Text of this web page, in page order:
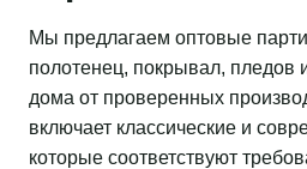
Мы предлагаем оптовые
полотенец, покрывал, пледов
дома от проверенных
включает классические и
которые соответствуют